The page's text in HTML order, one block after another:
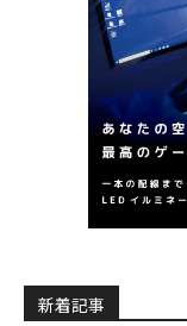
新着記事